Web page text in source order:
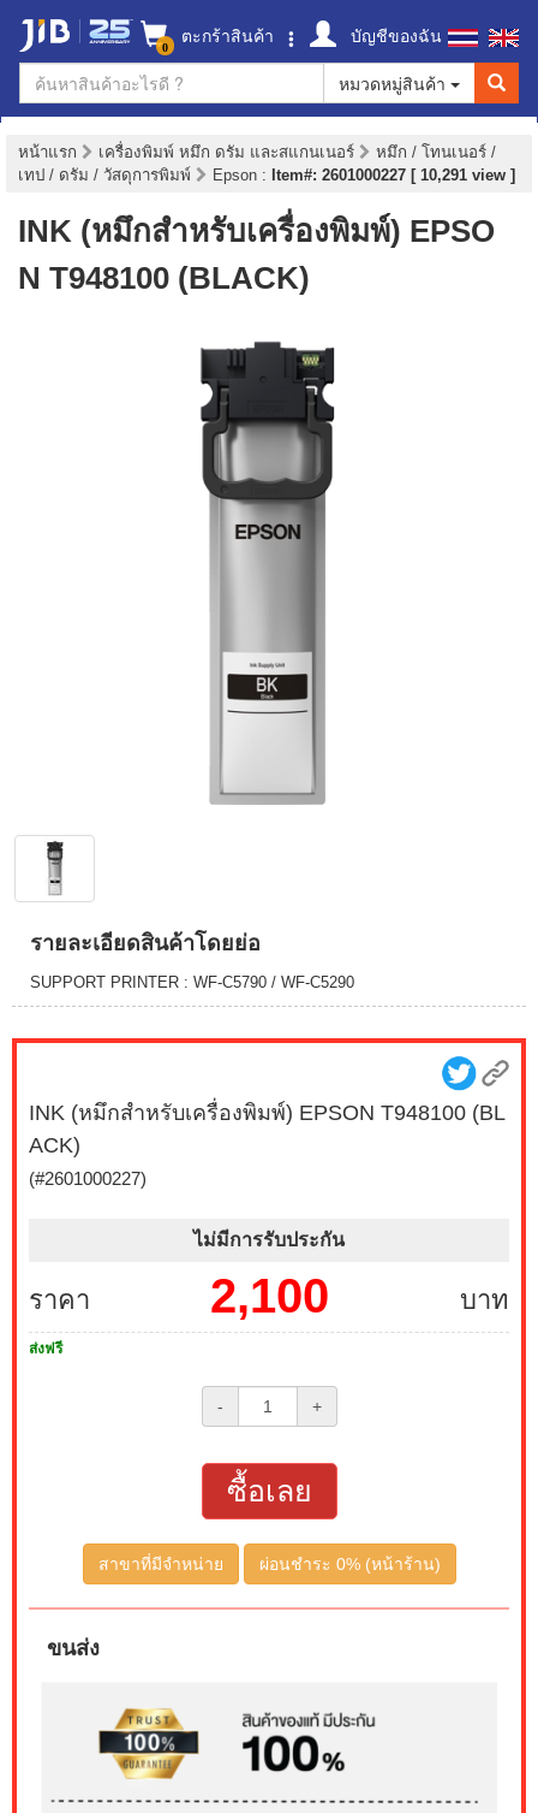
0 ตะกร้าสินค้า
บัญชีของฉัน
หมวดหมู่สินค้า
หน้าแรก เครื่องพิมพ์ หมึก ดรัม และสแกนเนอร์
หมึก / โทนเนอร์ /
เทป / ดรัม / วัสดุการพิมพ์
Epson : Item#: 2601000227 [ 10,291 view ]
INK (หมึกสำหรับเครื่องพิมพ์) EPSO
N T948100 (BLACK)
รายละเอียดสินค้าโดยย่อ
SUPPORT PRINTER : WF-C5790 / WF-C5290
INK (หมึกสำหรับเครื่องพิมพ์) EPSON T948100 (BL
ACK)
(#2601000227)
ไม่มีการรับประกัน
ราคา บาท
2,100
ส่งฟรี
- +
ซื้อเลย
สาขาที่มีจำหน่าย ผ่อนชำระ 0% (หน้าร้าน)
ขนส่ง